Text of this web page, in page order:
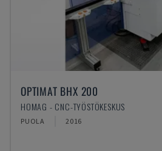
OPTIMAT BHX 200
HOMAG - CNC-TYÖSTÖKESKUS
PUOLA 2016